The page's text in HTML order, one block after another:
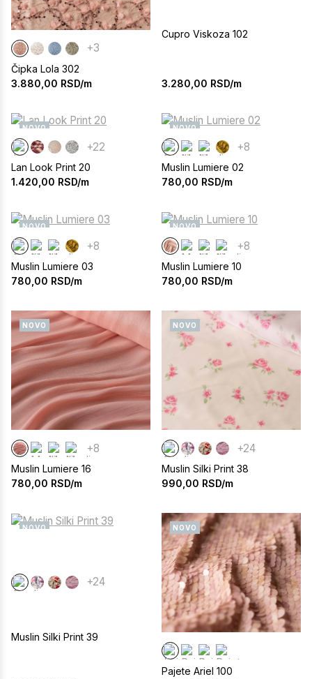
+3
Čipka Lola 302
3.880,00 RSD/m
Cupro Viskoza 102
3.280,00 RSD/m
NOVO
+22
Lan Look Print 20
1.420,00 RSD/m
NOVO
+8
Muslin Lumiere 02
780,00 RSD/m
NOVO
+8
Muslin Lumiere 03
780,00 RSD/m
NOVO
+8
Muslin Lumiere 10
780,00 RSD/m
NOVO
+8
Muslin Lumiere 16
780,00 RSD/m
NOVO
+24
Muslin Silki Print 38
990,00 RSD/m
NOVO
+24
Muslin Silki Print 39
NOVO
Pajete Ariel 100